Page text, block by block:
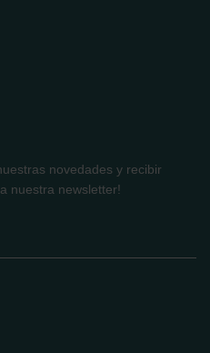
novedades y recibir
nuestra newsletter!